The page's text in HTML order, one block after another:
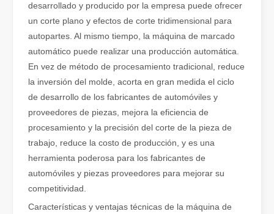
En el campo del tratamiento y restauración de superficies, la
desarrollado y producido por la empresa puede ofrecer
un corte plano y efectos de corte tridimensional para
autopartes. Al mismo tiempo, la máquina de marcado
automático puede realizar una producción automática.
En vez de método de procesamiento tradicional, reduce
la inversión del molde, acorta en gran medida el ciclo
de desarrollo de los fabricantes de automóviles y
proveedores de piezas, mejora la eficiencia de
procesamiento y la precisión del corte de la pieza de
trabajo, reduce la costo de producción, y es una
herramienta poderosa para los fabricantes de
automóviles y piezas proveedores para mejorar su
competitividad.
Características y ventajas técnicas de la máquina de